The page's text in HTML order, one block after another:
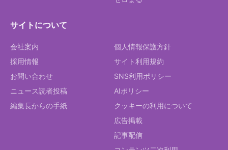
サイトについて
会社案内
採用情報
お問い合わせ
ニュース読者投稿
編集長からの手紙
個人情報保護方針
サイト利用規約
SNS利用ポリシー
AIポリシー
クッキーの利用について
広告掲載
記事配信